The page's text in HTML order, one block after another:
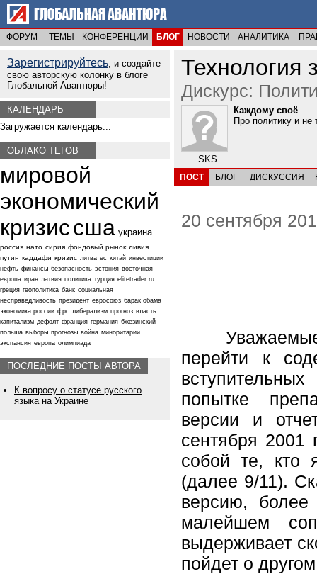
ФОРУМ ТЕМЫ КОНФЕРЕНЦИИ БЛОГ НОВОСТИ АНАЛИТИКА
Технология
Дискурс:
SKS
Каждому своё
Про политику и не
ПОСТ БЛОГ ДИСКУССИЯ
20 сентября
Уважаемые
перейти к
попытке
версии и
сентября 2001
собой те, кто
(далее 9/11).
версию,
малейшем
выдерживает
пойдет о
Зарегистрируйтесь, и создайте
свою авторскую колонку в блоге
Глобальной Авантюры!
КАЛЕНДАРЬ
Загружается календарь...
ОБЛАКО ТЕГОВ
мировой
экономический
кризиссша украина
россия нато сирия фондовый рынок ливия
путин каддафи кризис литва ес китай инвестиции
нефть финансы безопасность эстония восточная
европа иран латвия политика турция elitetrader.ru
греция геополитика банк социальная
несправедливость президент евросоюз барак обама
экономика россии фрс либерализм прогноз власть
капитализм дефолт франция германия бжезинский
польша выборы прогнозы война миноритарии
экспансия европа олимпиада
ПОСЛЕДНИЕ ПОСТЫ АВТОРА
К вопросу о статусе русского
языка на Украине